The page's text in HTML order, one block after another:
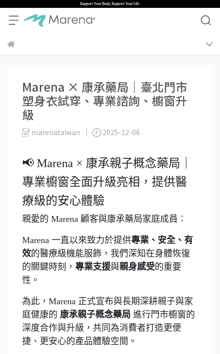
Marena × 康承藥局｜臺北門市
塑身衣試穿、專業諮詢、櫥窗升
級
marenataiwan 2025-12-06
📢 Marena × 康承親子概念藥局｜
專業櫥窗全面升級亮相，提供醫
療級的安心體驗
親愛的 Marena 顧客與康承藥局家庭成員：
Marena 一直以來致力於提供專業、安全、有
效的醫療級機能服飾，我們深知在身體恢復
的關鍵時刻， 專業支援與親身感受的重要
性。
為此，Marena 正式宣布與長期深耕親子與家
庭健康的 康承親子概念藥局 進行門市櫥窗的
深度合作與升級，共同為消費者打造更便
捷、更安心的產品體驗空間。